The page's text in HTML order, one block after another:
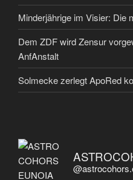
Minderjährige im Visier: Die
Dem ZDF wird Zensur
AnfAnstalt
Solmecke zerlegt ApoRed